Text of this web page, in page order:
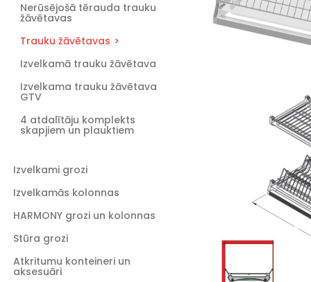
Nerūsējošā tērauda trauku
žāvētavas
Trauku žāvētavas
Izvelkamā trauku žāvētava
Izvelkama trauku žāvētava
GTV
4 atdalītāju komplekts
skapjiem un plauktiem
Izvelkami grozi
Izvelkamās kolonnas
HARMONY grozi un kolonnas
Stūra grozi
Atkritumu konteineri un
aksesuāri